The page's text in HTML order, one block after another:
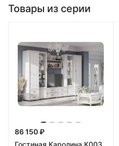
Товары из серии
86 150 ₽
Гостиная Каролина К003